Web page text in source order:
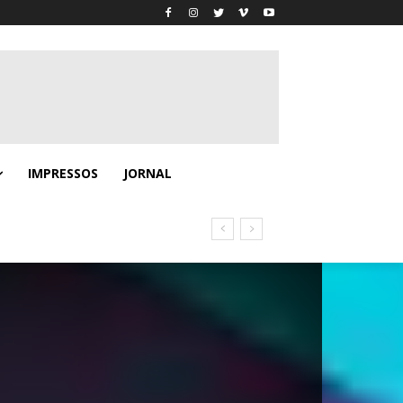
IMPRESSOS JORNAL